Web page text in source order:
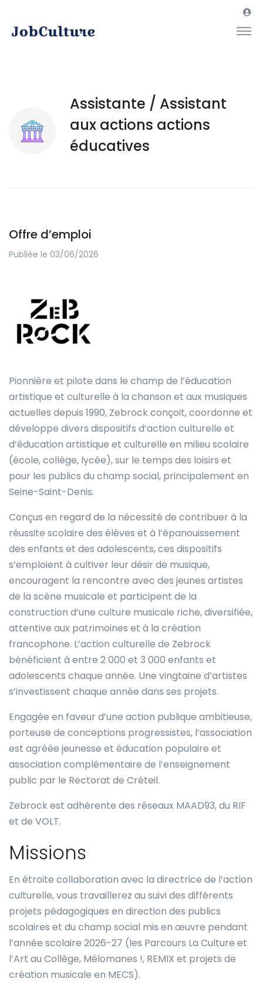
Assistante / Assistant
aux actions actions
éducatives
Offre d’emploi
Publiée le 03/06/2026
Pionnière et pilote dans le champ de l’éducation
artistique et culturelle à la chanson et aux musiques
actuelles depuis 1990, Zebrock conçoit, coordonne et
développe divers dispositifs d’action culturelle et
d’éducation artistique et culturelle en milieu scolaire
(école, collège, lycée), sur le temps des loisirs et
pour les publics du champ social, principalement en
Seine-Saint-Denis.
Conçus en regard de la nécessité de contribuer à la
réussite scolaire des élèves et à l’épanouissement
des enfants et des adolescents, ces dispositifs
s’emploient à cultiver leur désir de musique,
encouragent la rencontre avec des jeunes artistes
de la scène musicale et participent de la
construction d’une culture musicale riche, diversifiée,
attentive aux patrimoines et à la création
francophone. L’action culturelle de Zebrock
bénéficient à entre 2 000 et 3 000 enfants et
adolescents chaque année. Une vingtaine d’artistes
s’investissent chaque année dans ses projets.
Engagée en faveur d’une action publique ambitieuse,
porteuse de conceptions progressistes, l’association
est agréée jeunesse et éducation populaire et
association complémentaire de l’enseignement
public par le Rectorat de Créteil.
Zebrock est adhérente des réseaux MAAD93, du RIF
et de VOLT.
Missions
En étroite collaboration avec la directrice de l’action
culturelle, vous travaillerez au suivi des différents
projets pédagogiques en direction des publics
scolaires et du champ social mis en œuvre pendant
l’année scolaire 2026-27 (les Parcours La Culture et
l’Art au Collège, Mélomanes !, REMIX et projets de
création musicale en MECS).